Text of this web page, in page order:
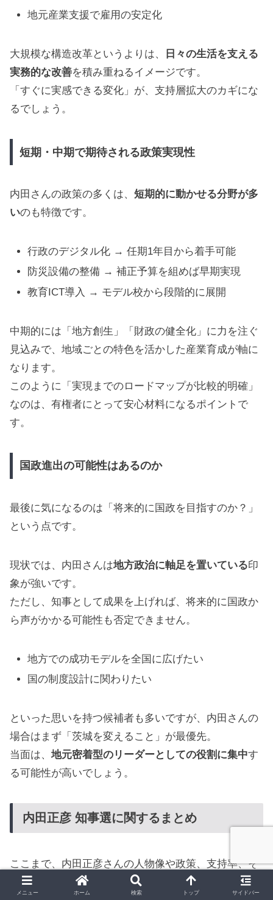
地元産業支援で雇用の安定化
大規模な構造改革というよりは、
日々の生活を支える
実務的な改善を積み重ねるイメージです。
「すぐに実感できる変化」が、支持層拡大のカギにな
るでしょう。
短期・中期で期待される政策実現性
内田さんの政策の多くは、 短期的に動かせる分野が多
いのも特徴です。
行政のデジタル化 → 任期1年目から着手可能
防災設備の整備 → 補正予算を組めば早期実現
教育ICT導入 → モデル校から段階的に展開
中期的には「地方創生」「財政の健全化」に力を注ぐ
見込みで、地域ごとの特色を活かした産業育成が軸に
なります。
このように「実現までのロードマップが比較的明確」
なのは、有権者にとって安心材料になるポイントで
す。
国政進出の可能性はあるのか
最後に気になるのは「将来的に国政を目指すのか？」
という点です。
現状では、内田さんは地方政治に軸足を置いている印
象が強いです。
ただし、知事として成果を上げれば、将来的に国政か
ら声がかかる可能性も否定できません。
地方での成功モデルを全国に広げたい
国の制度設計に関わりたい
といった思いを持つ候補者も多いですが、内田さんの
場合はまず「茨城を変えること」が最優先。
当面は、 地元密着型のリーダーとしての役割に集中す
る可能性が高いでしょう。
内田正彦 知事選に関するまとめ
ここまで、内田正彦さんの人物像や政策、支持率、そ
して将来の展望について見てきました。
メニュー ホーム 検索 トップ サイドバー